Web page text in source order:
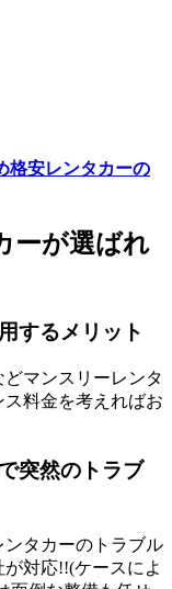
格安レンタカーの
ーが選ばれ
するメリット
マンスリーレンタ
料金を考えればお
突然のトラブ
タカーのトラブル
対応!!(ケースによ